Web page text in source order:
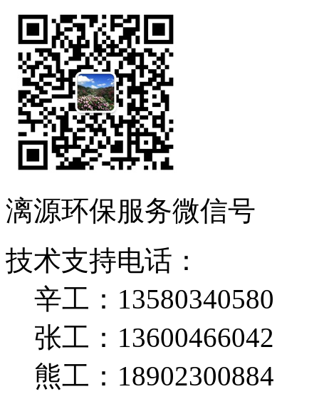
漓源环保服务微信号
技术支持电话：
辛工：13580340580
张工：13600466042
熊工：18902300884